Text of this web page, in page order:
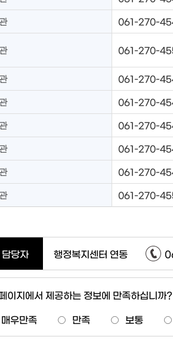
061-270-
061-270-
061-270-
061-270-
061-270-
061-270-
061-270-
061-270-
담당자 행정복지센터 연동
이지에서 제공하는 정보에 만족하십니까?
매우만족 만족 보통